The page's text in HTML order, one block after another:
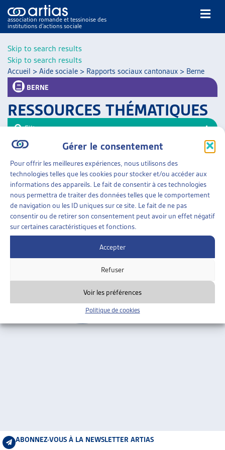
Skip to search results
Gérer le consentement
Pour offrir les meilleures expériences, nous utilisons des
technologies telles que les cookies pour stocker et/ou accéder aux
informations des appareils. Le fait de consentir à ces technologies
nous permettra de traiter des données telles que le comportement
de navigation ou les ID uniques sur ce site. Le fait de ne pas
consentir ou de retirer son consentement peut avoir un effet négatif
sur certaines caractéristiques et fonctions.
Accepter
Refuser
Voir les préférences
Politique de cookies
Skip to search results
association romande et tessinoise des
institutions d’actions sociale
NOS PUBLICATIONS
DOSSIERS DU MOIS
VEILLE
RESSOURCES
THÉMATIQUES
GUIDE SOCIAL ROMAND
AUTRES
ARTIAS
PROJETS ET ACTIVITÉS
Accueil > Aide sociale > Rapports sociaux cantonaux > Berne
BERNE
RESSOURCES THÉMATIQUES
AIDE SOCIALE»RAPPORTS SOCIAUX CANTONAUX
»BERNE
RAPPORTS SOCIAUX
Canton de Berne, dès 2008
Berne
Filtrer
Trier
ABONNEZ-VOUS À LA NEWSLETTER ARTIAS